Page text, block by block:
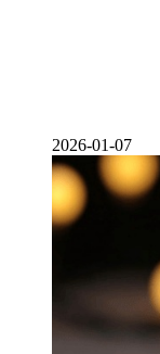
2026-01-07